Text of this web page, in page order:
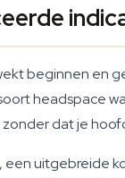
beginnen en
headspace
dat je
uitgebreide